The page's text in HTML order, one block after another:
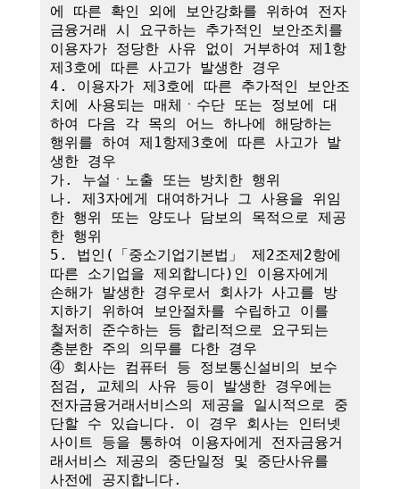
에 따른 확인 외에 보안강화를 위하여 전자
금융거래 시 요구하는 추가적인 보안조치를
이용자가 정당한 사유 없이 거부하여 제1항
제3호에 따른 사고가 발생한 경우
4. 이용자가 제3호에 따른 추가적인 보안조
치에 사용되는 매체ㆍ수단 또는 정보에 대
하여 다음 각 목의 어느 하나에 해당하는
행위를 하여 제1항제3호에 따른 사고가 발
생한 경우
가. 누설ㆍ노출 또는 방치한 행위
나. 제3자에게 대여하거나 그 사용을 위임
한 행위 또는 양도나 담보의 목적으로 제공
한 행위
5. 법인(「중소기업기본법」 제2조제2항에
따른 소기업을 제외합니다)인 이용자에게
손해가 발생한 경우로서 회사가 사고를 방
지하기 위하여 보안절차를 수립하고 이를
철저히 준수하는 등 합리적으로 요구되는
충분한 주의 의무를 다한 경우
④ 회사는 컴퓨터 등 정보통신설비의 보수
점검, 교체의 사유 등이 발생한 경우에는
전자금융거래서비스의 제공을 일시적으로 중
단할 수 있습니다. 이 경우 회사는 인터넷
사이트 등을 통하여 이용자에게 전자금융거
래서비스 제공의 중단일정 및 중단사유를
사전에 공지합니다.